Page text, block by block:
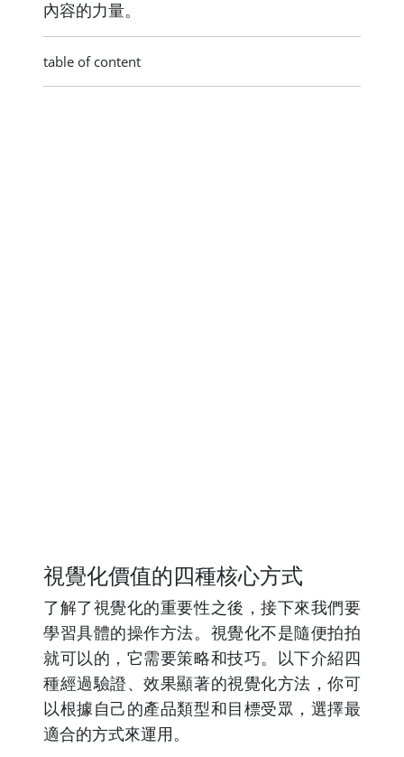
內容的力量。
table of content
視覺化價值的四種核心方式
了解了視覺化的重要性之後，接下來我們要
學習具體的操作方法。視覺化不是隨便拍拍
就可以的，它需要策略和技巧。以下介紹四
種經過驗證、效果顯著的視覺化方法，你可
以根據自己的產品類型和目標受眾，選擇最
適合的方式來運用。